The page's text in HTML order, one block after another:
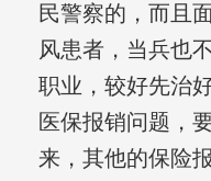
民警察的，而且
风患者，当兵也
职业，较好先治
医保报销问题，
来，其他的保险